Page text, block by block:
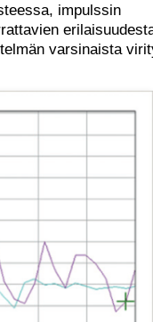
impulssin
varsinaista